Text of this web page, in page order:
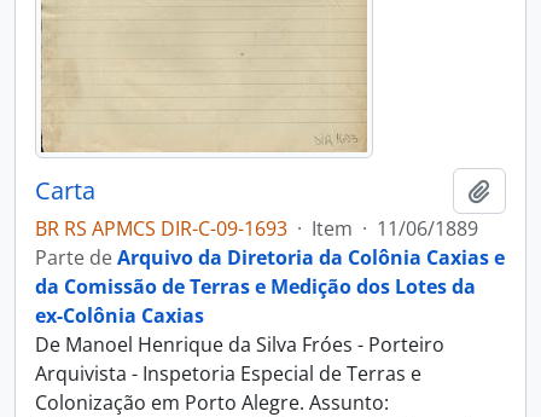
Carta
BR RS APMCS DIR-C-09-1693 · Item · 11/06/1889
Parte deArquivo da Diretoria da Colônia Caxias e
da Comissão de Terras e Medição dos Lotes da
ex-Colônia Caxias
De Manoel Henrique da Silva Fróes - Porteiro
Arquivista - Inspetoria Especial de Terras e
Colonização em Porto Alegre. Assunto: